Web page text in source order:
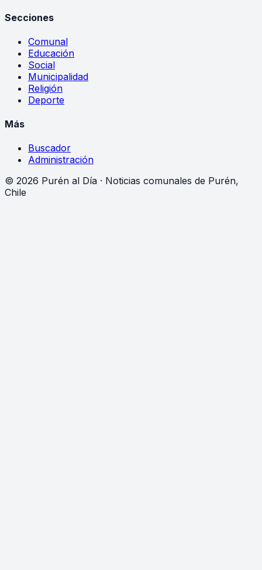
Secciones
Comunal
Educación
Social
Municipalidad
Religión
Deporte
Más
Buscador
Administración
© 2026 Purén al Día · Noticias comunales de Purén,
Chile